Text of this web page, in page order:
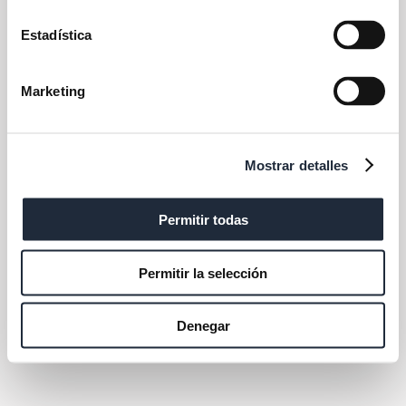
Estadística
Marketing
Mostrar detalles
Permitir todas
Permitir la selección
Denegar